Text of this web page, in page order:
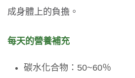
成身體上的負擔。
每天的營養補充
碳水化合物：50~60％